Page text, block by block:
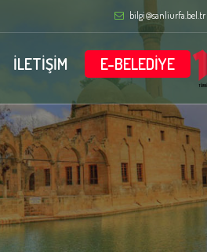
bilgi@sanliurfa.bel.tr
İLETİŞİM E-BELEDİYE